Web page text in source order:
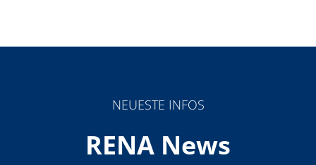
NEUESTE INFOS
RENA News